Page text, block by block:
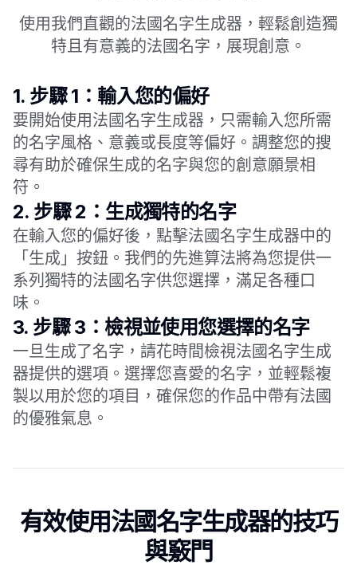
使用我們直觀的法國名字生成器，輕鬆創造獨
特且有意義的法國名字，展現創意。
1. 步驟 1：輸入您的偏好
要開始使用法國名字生成器，只需輸入您所需
的名字風格、意義或長度等偏好。調整您的搜
尋有助於確保生成的名字與您的創意願景相
符。
2. 步驟 2：生成獨特的名字
在輸入您的偏好後，點擊法國名字生成器中的
「生成」按鈕。我們的先進算法將為您提供一
系列獨特的法國名字供您選擇，滿足各種口
味。
3. 步驟 3：檢視並使用您選擇的名字
一旦生成了名字，請花時間檢視法國名字生成
器提供的選項。選擇您喜愛的名字，並輕鬆複
製以用於您的項目，確保您的作品中帶有法國
的優雅氣息。
有效使用法國名字生成器的技巧
與竅門